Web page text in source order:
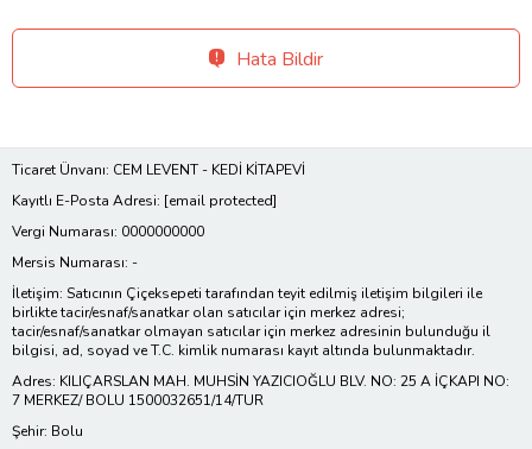
Hata Bildir
Ticaret Ünvanı: CEM LEVENT - KEDİ KİTAPEVİ
Kayıtlı E-Posta Adresi: [email protected]
Vergi Numarası: 0000000000
Mersis Numarası: -
İletişim: Satıcının Çiçeksepeti tarafından teyit edilmiş iletişim bilgileri ile
birlikte tacir/esnaf/sanatkar olan satıcılar için merkez adresi;
tacir/esnaf/sanatkar olmayan satıcılar için merkez adresinin bulunduğu il
bilgisi, ad, soyad ve T.C. kimlik numarası kayıt altında bulunmaktadır.
Adres: KILIÇARSLAN MAH. MUHSİN YAZICIOĞLU BLV. NO: 25 A İÇKAPI NO:
7 MERKEZ/ BOLU 1500032651/14/TUR
Şehir: Bolu